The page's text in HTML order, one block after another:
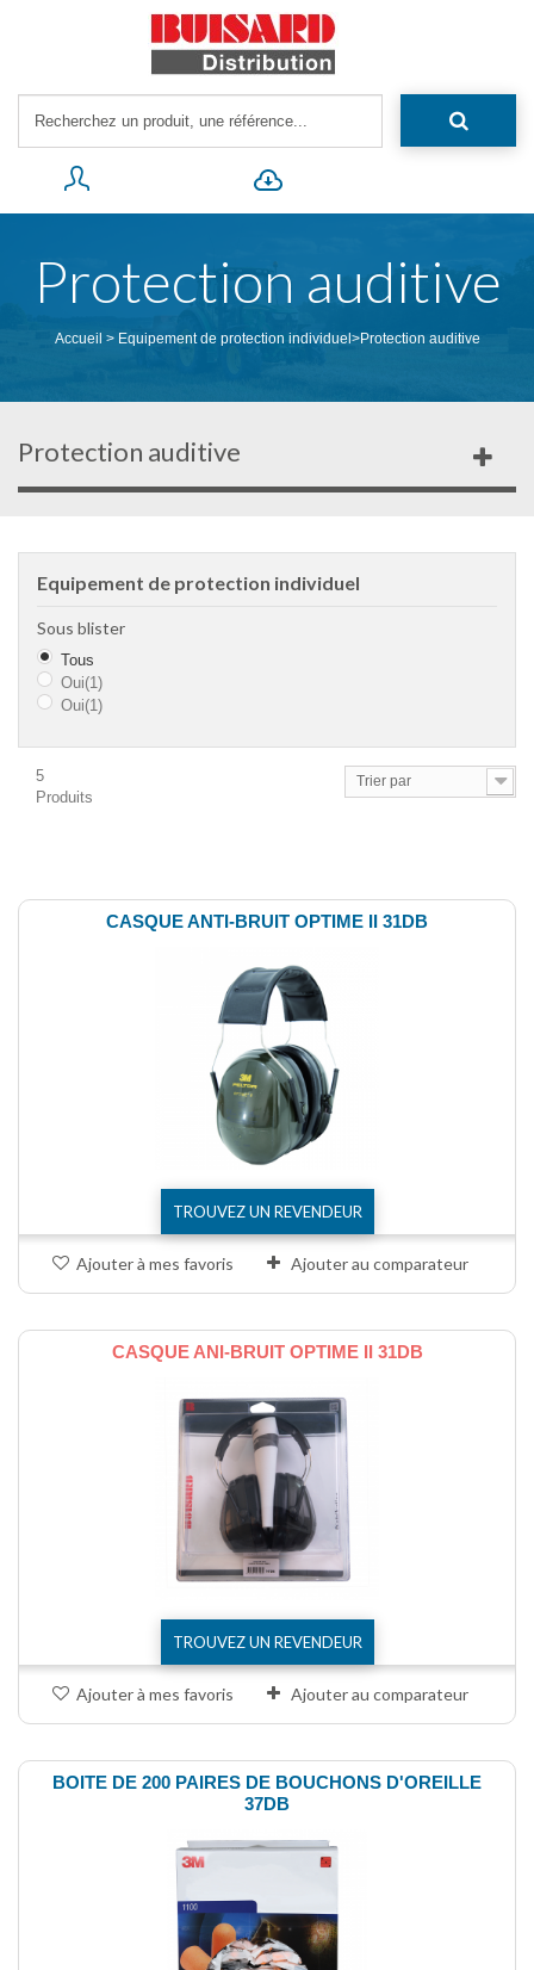
Protection auditive
Accueil > Equipement de protection individuel >Protection auditive
Protection auditive
Equipement de protection individuel
Sous blister
Tous
Oui(1)
Oui(1)
5
Produits
Trier par
CASQUE ANTI-BRUIT OPTIME II 31DB
TROUVEZ UN REVENDEUR
Ajouter à mes favoris Ajouter au comparateur
CASQUE ANI-BRUIT OPTIME II 31DB
TROUVEZ UN REVENDEUR
Ajouter à mes favoris Ajouter au comparateur
BOITE DE 200 PAIRES DE BOUCHONS D'OREILLE
37DB